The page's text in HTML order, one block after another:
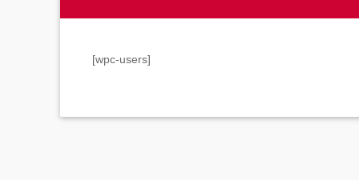
[wpc-users]